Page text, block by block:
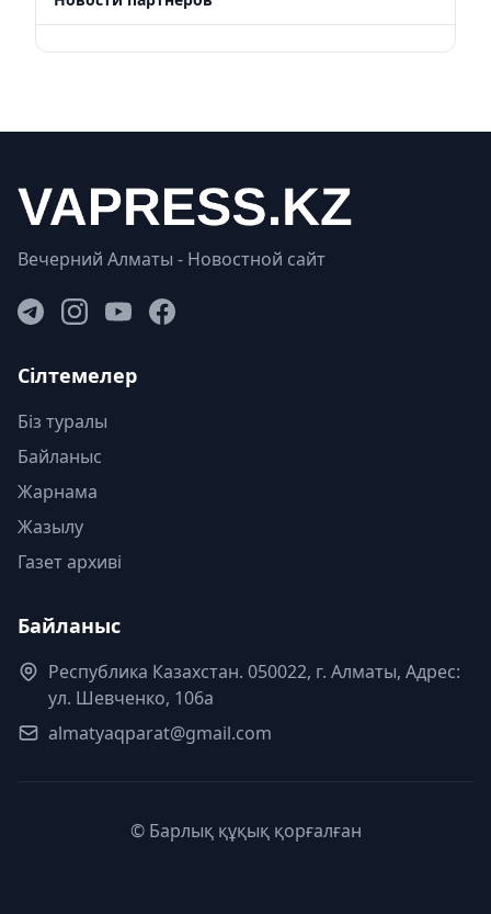
Вечерний Алматы - Новостной сайт
Сілтемелер
Біз туралы
Байланыс
Жарнама
Жазылу
Газет архиві
Байланыс
Республика Казахстан. 050022, г. Алматы, Адрес:
ул. Шевченко, 106а
almatyaqparat@gmail.com
© Барлық құқық қорғалған